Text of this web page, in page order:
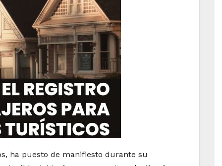
ha puesto de manifiesto durante su